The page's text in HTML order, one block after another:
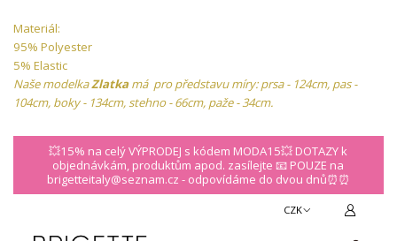
Materiál:
95% Polyester
5% Elastic
Naše modelkaZlatkamá pro představu míry: prsa - 124cm, pas -
104cm, boky - 134cm, stehno - 66cm, paže - 34cm.
💥15% na celý VÝPRODEJ s kódem MODA15💥 DOTAZY k
objednávkám, produktům apod. zasílejte 📧 POUZE na
brigetteitaly@seznam.cz - odpovídáme do dvou dnů⏰⏰
CZK